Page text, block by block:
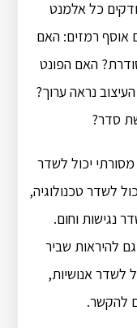
כל אלמנט
אוסף רמזים: האם
האם הפונט
נראה ערוך?
סדר?
יכול לשדר
לשדר טכנולוגיה,
נגישות וחום.
להיראות שביר
לשדר אנושיות,
להקשר.